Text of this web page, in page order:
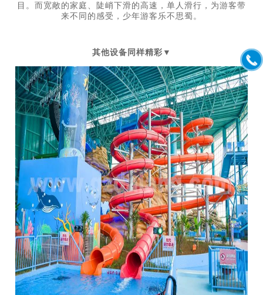
目。而宽敞的家庭、陡峭下滑的高速，单人滑行，为游客带
来不同的感受，少年游客乐不思蜀。
其他设备同样精彩 ▼